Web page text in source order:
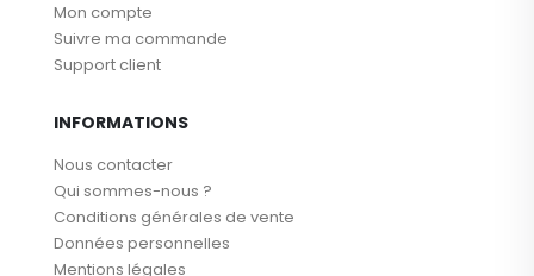
Mon compte
Suivre ma commande
Support client
INFORMATIONS
Nous contacter
Qui sommes-nous ?
Conditions générales de vente
Données personnelles
Mentions légales